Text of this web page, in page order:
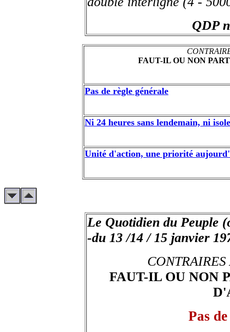
QDP
FAUT-IL OU NON
Pas de règle générale
Ni 24 heures sans lendemain, ni
Unité d'action, une priorité
Le Quotidien du Peuple
-du 13 /14 / 15 janvier
FAUT-IL OU NON
Pas